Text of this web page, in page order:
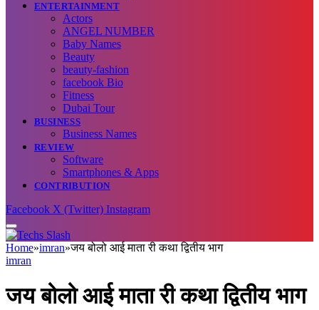
ENTERTAINMENT
Actors
ANGEL NUMBER
Baby Names
Beauty
beauty-fashion
facebook Bio
Fitness
Dubai Tour
BUSINESS
Business Names
REVIEW
Software
Smartphones & Apps
CONTRIBUTION
Facebook X (Twitter) Instagram
Home»imran»जय बोलो आई माता री कथा द्वितीय भाग
imran
जय बोलो आई माता री कथा द्वितीय भाग